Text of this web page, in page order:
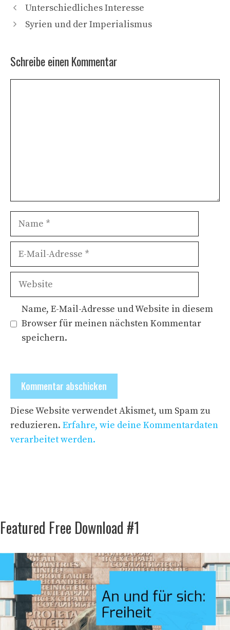
Unterschiedliches Interesse
Syrien und der Imperialismus
Schreibe einen Kommentar
Name
Website
Name, E-Mail-Adresse und Website in diesem
Browser für meinen nächsten Kommentar
speichern.
Diese Website verwendet Akismet, um Spam zu
reduzieren. Erfahre, wie deine Kommentardaten
verarbeitet werden.
Featured Free Download #1